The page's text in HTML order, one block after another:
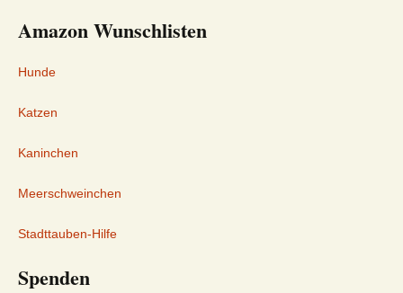
Amazon Wunschlisten
Hunde
Katzen
Kaninchen
Meerschweinchen
Stadttauben-Hilfe
Spenden